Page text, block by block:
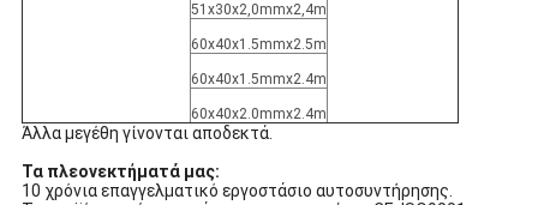
51x30x2,0mmx2,4m
60x40x1.5mmx2.5m
60x40x1.5mmx2.4m
60x40x2.0mmx2.4m
Άλλα μεγέθη γίνονται αποδεκτά.
Τα πλεονεκτήματά μας:
10 χρόνια επαγγελματικό εργοστάσιο αυτοσυντήρησης.